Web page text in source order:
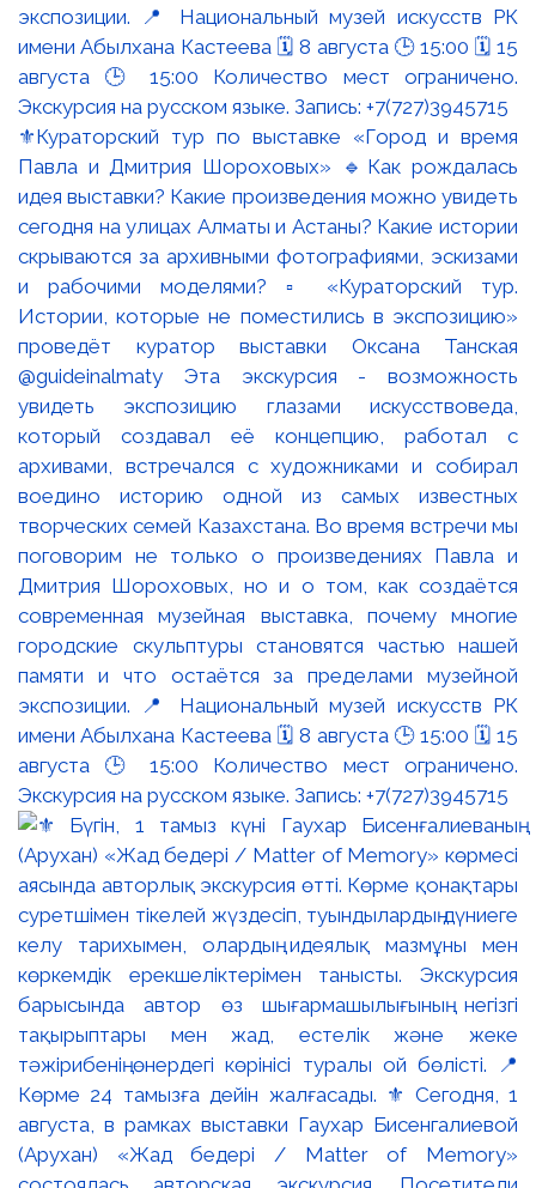
⚜️Кураторский тур по выставке «Город и время
Павла и Дмитрия Шороховых» 🔹Как рождалась
идея выставки? Какие произведения можно увидеть
сегодня на улицах Алматы и Астаны? Какие истории
скрываются за архивными фотографиями, эскизами
и рабочими моделями? ▫️ «Кураторский тур.
Истории, которые не поместились в экспозицию»
проведёт куратор выставки Оксана Танская
@guideinalmaty Эта экскурсия - возможность
увидеть экспозицию глазами искусствоведа,
который создавал её концепцию, работал с
архивами, встречался с художниками и собирал
воедино историю одной из самых известных
творческих семей Казахстана. Во время встречи мы
поговорим не только о произведениях Павла и
Дмитрия Шороховых, но и о том, как создаётся
современная музейная выставка, почему многие
городские скульптуры становятся частью нашей
памяти и что остаётся за пределами музейной
экспозиции. 📍 Национальный музей искусств РК
имени Абылхана Кастеева 🗓 8 августа 🕒 15:00 🗓 15
августа 🕒 15:00 Количество мест ограничено.
Экскурсия на русском языке. Запись: +7(727)3945715